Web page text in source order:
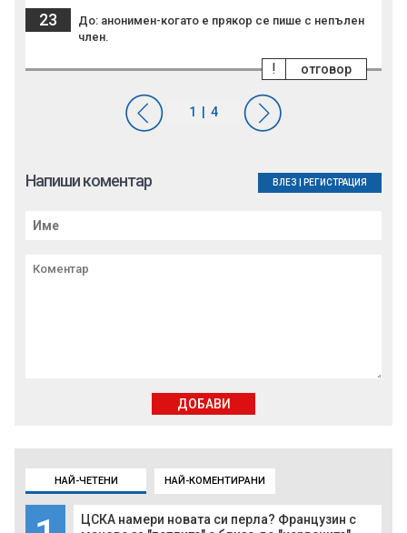
НАЙ-ЧЕТЕНИ НАЙ-КОМЕНТИРАНИ
ЦСКА намери новата си перла? Французин с
23
До: анонимен-когато е прякор се пише с непълен
член.
отговор
!
Напиши коментар ВЛЕЗ РЕГИСТРАЦИЯ
ДОБАВИ